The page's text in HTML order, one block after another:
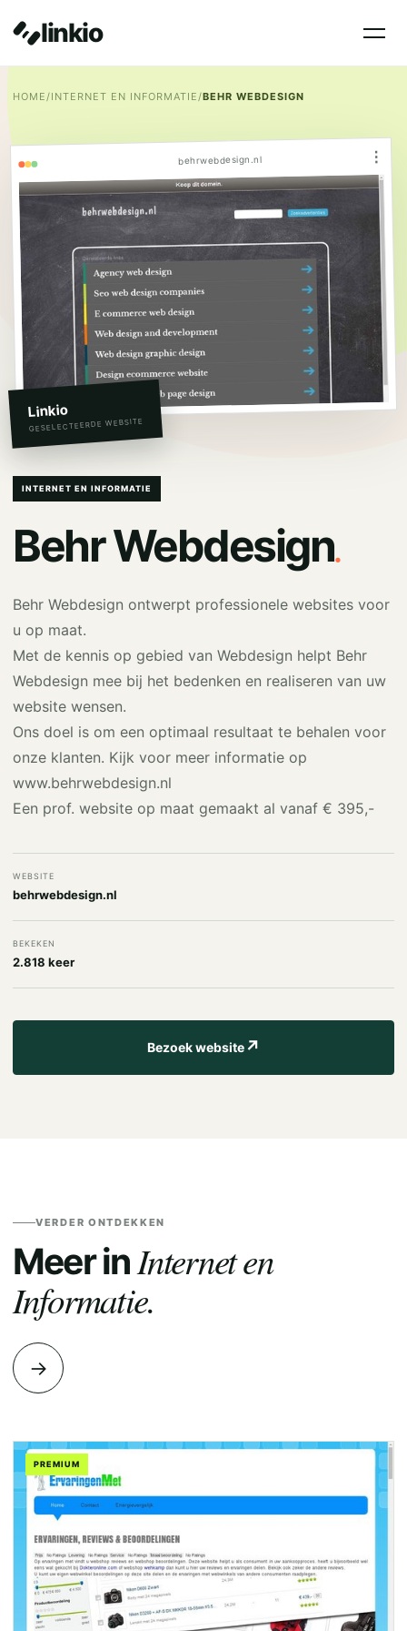
linkio
HOME/INTERNET EN INFORMATIE/BEHR WEBDESIGN
behrwebdesign.nl ⋮
Linkio
GESELECTEERDE WEBSITE
INTERNET EN INFORMATIE
Behr Webdesign.
Behr Webdesign ontwerpt professionele websites voor
u op maat.
Met de kennis op gebied van Webdesign helpt Behr
Webdesign mee bij het bedenken en realiseren van uw
website wensen.
Ons doel is om een optimaal resultaat te behalen voor
onze klanten. Kijk voor meer informatie op
www.behrwebdesign.nl
Een prof. website op maat gemaakt al vanaf € 395,-
WEBSITE
behrwebdesign.nl
BEKEKEN
2.818 keer
Bezoek website↗
VERDER ONTDEKKEN
Meer inInternet en
Informatie.
→
PREMIUM